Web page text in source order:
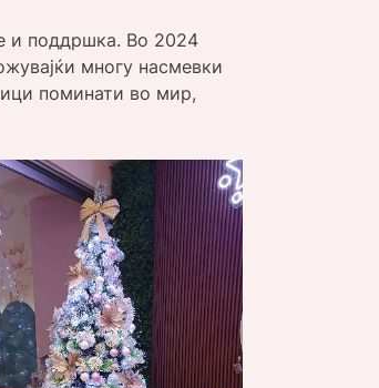
и поддршка. Во 2024
многу насмевки
поминати во мир,